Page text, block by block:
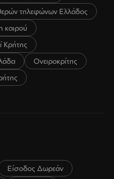
τηλεφώνων Ελλάδος
καιρού
Κρήτης
Ονειροκρίτης
Είσοδος Δωρεάν